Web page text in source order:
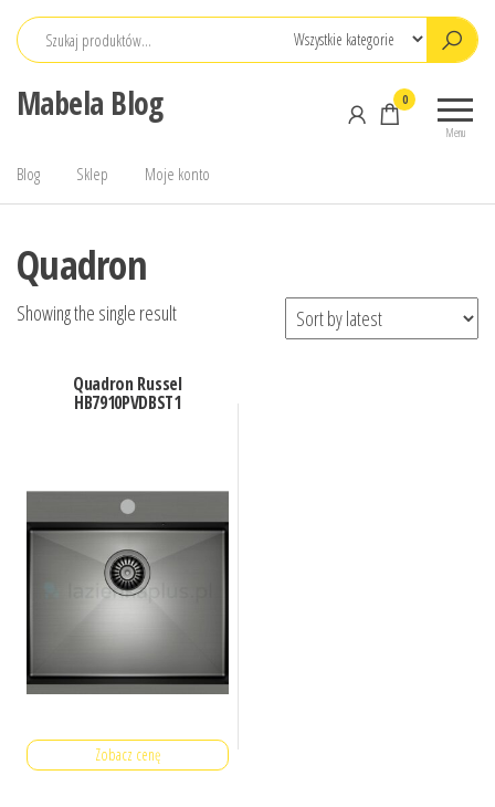
Przejdź
Mabela Blog
Menu
0
Blog Sklep Moje konto
Quadron
Showing the single result
Quadron Russel
HB7910PVDBST1
Zobacz cenę